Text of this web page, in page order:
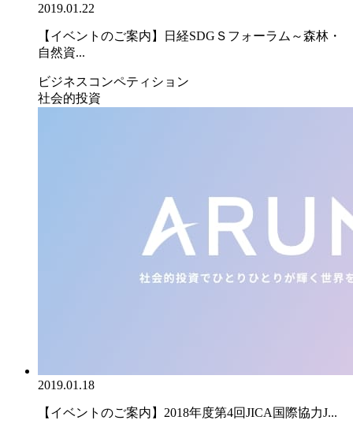
2019.01.22
【イベントのご案内】日経SDGＳフォーラム～森林・
自然資...
ビジネスコンペティション
社会的投資
2019.01.18
【イベントのご案内】2018年度第4回JICA国際協力J...